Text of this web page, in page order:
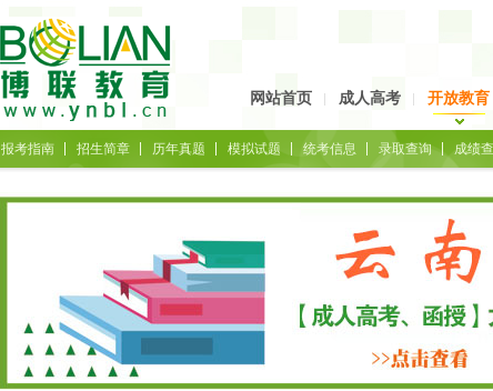
网站首页 成人高考 开放教育
报考指南 招生简章 历年真题 模拟试题 统考信息 录取查询 成绩